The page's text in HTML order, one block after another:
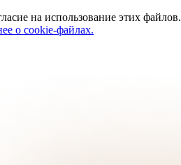
на использование этих файлов.
о cookie-файлах.